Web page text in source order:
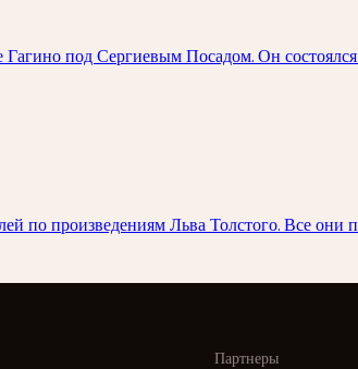
под Сергиевым Посадом. Он
по произведениям Льва Толстого. Все
Партнеры